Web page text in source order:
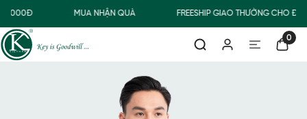
MUA NHẬN QUÀ FREESHIP GIAO THƯỜNG CHO
0